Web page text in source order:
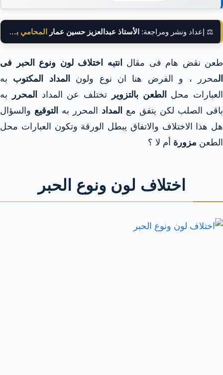
⚖️ إعداد ونشر ومراجعة: الأستاذ عبدالعزيز حسين عمار المحامي بالنقض
طعن نقض هام فى مقال
انتبه اختلاف لون ونوع الحبر فى
المحرر ، و الفرض هنا ان نوع ولون المداد المكتوب به
العبارات محل
الطعن بالتزوير تختلف عن المداد المحرر
به
باقى الصلب لكن يتفق مع
المداد المحرر به التوقيع والسؤال
هل هذا الاختلاف والاتفاق يبطل الورقة وتكون العبارات محل
الطعن مزورة أم لا ؟
اختلاف لون ونوع الحبر